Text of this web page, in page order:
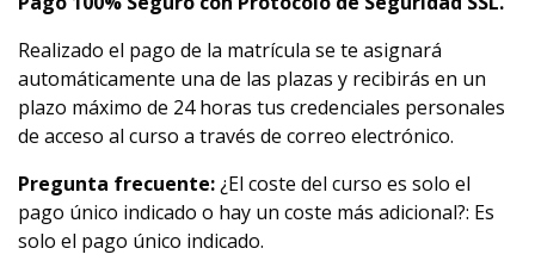
Realizado el pago de la matrícula se te asignará
automáticamente una de las plazas y recibirás en un
plazo máximo de 24 horas tus credenciales personales
de acceso al curso a través de correo electrónico.
Pregunta frecuente:¿El coste del curso es solo el
pago único indicado o hay un coste más adicional?: Es
solo el pago único indicado.